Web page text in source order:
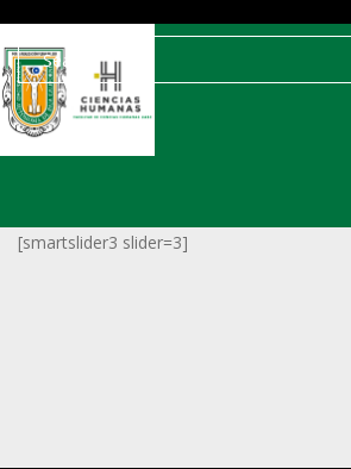
[smartslider3 slider=3]